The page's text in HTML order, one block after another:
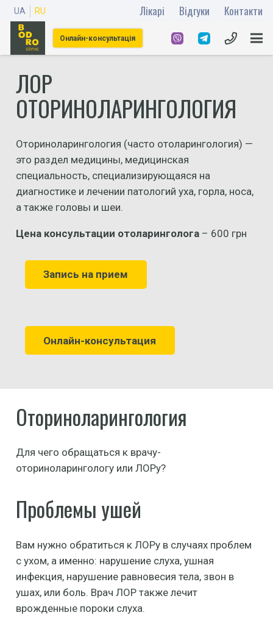
UA RU Лікарі Відгуки Контакти
Онлайн-консультація
ЛОР
ОТОРИНОЛАРИНГОЛОГИЯ
Оториноларингология (часто отоларингология) —
это раздел медицины, медицинская
специальность, специализирующаяся на
диагностике и лечении патологий уха, горла, носа,
а также головы и шеи.
Цена консультации отоларинголога– 600 грн
Запись на прием
Онлайн-консультация
Оториноларингология
Для чего обращаться к врачу-
оториноларингологу или ЛОРу?
Проблемы ушей
Вам нужно обратиться к ЛОРу в случаях проблем
с ухом, а именно: нарушение слуха, ушная
инфекция, нарушение равновесия тела, звон в
ушах, или боль. Врач ЛОР также лечит
врожденные пороки слуха.